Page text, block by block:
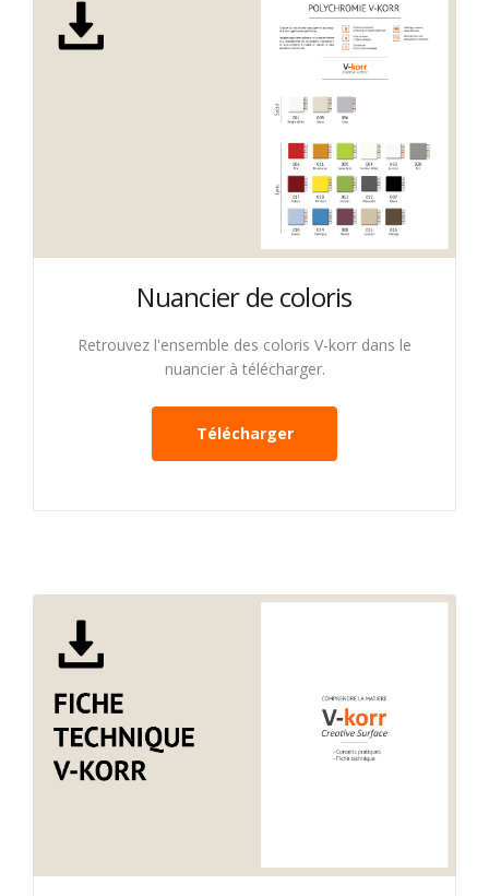
Nuancier de coloris
Retrouvez l'ensemble des coloris V-korr dans le
nuancier à télécharger.
Télécharger